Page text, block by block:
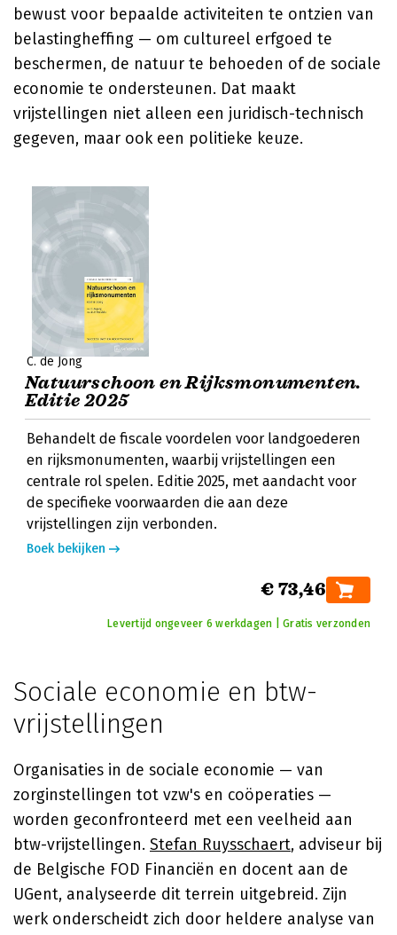
bewust voor bepaalde activiteiten te ontzien van
belastingheffing — om cultureel erfgoed te
beschermen, de natuur te behoeden of de sociale
economie te ondersteunen. Dat maakt
vrijstellingen niet alleen een juridisch-technisch
gegeven, maar ook een politieke keuze.
C. de Jong
Natuurschoon en Rijksmonumenten.
Editie 2025
Behandelt de fiscale voordelen voor landgoederen
en rijksmonumenten, waarbij vrijstellingen een
centrale rol spelen. Editie 2025, met aandacht voor
de specifieke voorwaarden die aan deze
vrijstellingen zijn verbonden.
Boek bekijken
€ 73,46
Levertijd ongeveer 6 werkdagen | Gratis verzonden
Sociale economie en btw-
vrijstellingen
Organisaties in de sociale economie — van
zorginstellingen tot vzw's en coöperaties —
worden geconfronteerd met een veelheid aan
btw-vrijstellingen. Stefan Ruysschaert, adviseur bij
de Belgische FOD Financiën en docent aan de
UGent, analyseerde dit terrein uitgebreid. Zijn
werk onderscheidt zich door heldere analyse van